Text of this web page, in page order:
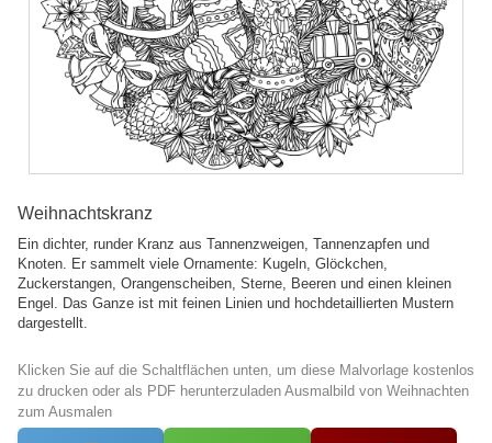
Weihnachtskranz
Ein dichter, runder Kranz aus Tannenzweigen, Tannenzapfen und
Knoten. Er sammelt viele Ornamente: Kugeln, Glöckchen,
Zuckerstangen, Orangenscheiben, Sterne, Beeren und einen kleinen
Engel. Das Ganze ist mit feinen Linien und hochdetaillierten Mustern
dargestellt.
Klicken Sie auf die Schaltflächen unten, um diese Malvorlage kostenlos
zu drucken oder als PDF herunterzuladen Ausmalbild von Weihnachten
zum Ausmalen